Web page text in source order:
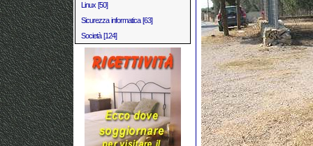
Linux [50]
Sicurezza informatica [63]
Società [124]